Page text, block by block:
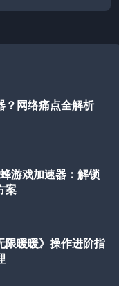
时代悄然落幕。
？网络痛点全解析
游戏加速器：解锁
案
限暖暖》操作进阶指